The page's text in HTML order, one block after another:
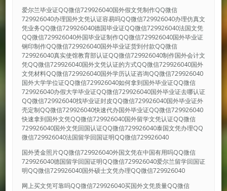
爱尔兰毕业证QQ微信729926040国外假文凭制作QQ微信
729926040办理国外文凭认证容易吗QQ微信729926040办理仿真文
凭业务QQ微信729926040德国毕业证QQ微信729926040法国文凭
QQ微信729926040外国毕业证制作QQ微信729926040国外毕业证
钢印制作QQ微信729926040国外毕业证货到付款QQ微信
729926040真实使馆教育部认证QQ微信729926040制作国外会计文
凭QQ微信729926040国外文凭认证的方式QQ微信729926040国外
文凭材料QQ微信729926040国外学历认证咨询QQ微信729926040
国外大学学位证QQ微信729926040如何拿到国外毕业证QQ微信
729926040办假大学毕业证QQ微信729926040国外毕业证去哪认证
QQ微信729926040找毕业证封皮QQ微信729926040国外毕业证外
壳定制QQ微信729926040快速代办国外毕业证QQ微信729926040
快速拿到国外文凭QQ微信729926040国外留学文凭认证QQ微信
729926040国外文凭回国认证QQ微信729926040泰国文凭办理QQ
微信729926040法国留学回国证明QQ微信729926040
国外烫金照片QQ微信729926040外国文凭在中国有用吗QQ微信
729926040德国留学回国证明QQ微信729926040爱尔兰留学回国证
明QQ微信729926040国外硕士文凭办理QQ微信729926040
网上买文凭可靠吗QQ微信729926040买国外文凭质量QQ微信